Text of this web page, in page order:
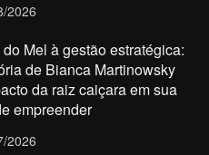
2026
Mel à gestão estratégica:
de Bianca Martinowsky
da raiz caiçara em sua
empreender
2026